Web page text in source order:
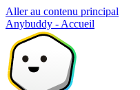
Aller au contenu principal
Anybuddy - Accueil